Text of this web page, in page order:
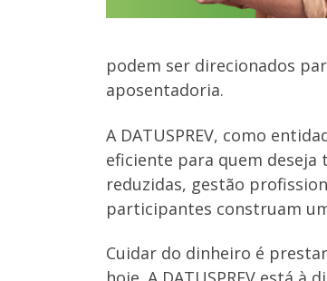
podem ser direcionados
aposentadoria.
A DATUSPREV, como
eficiente para quem
reduzidas, gestão
participantes construam
Cuidar do dinheiro é